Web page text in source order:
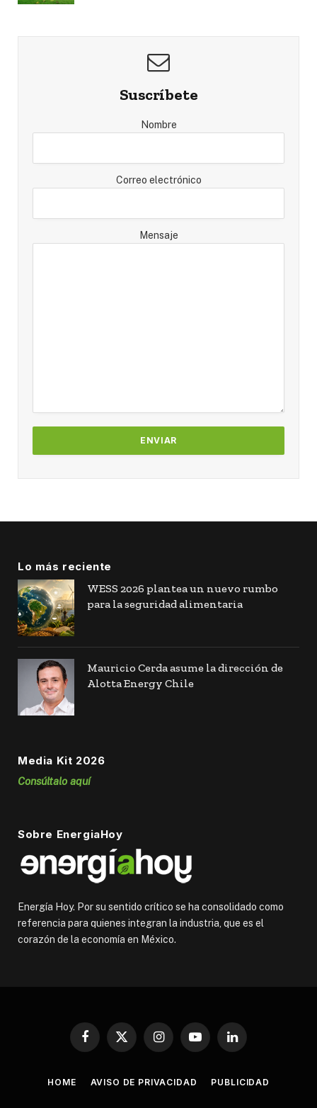
Suscríbete
Nombre
Correo electrónico
Mensaje
Lo más reciente
WESS 2026 plantea un nuevo rumbo
para la seguridad alimentaria
Mauricio Cerda asume la dirección de
Alotta Energy Chile
Media Kit 2026
Consúltalo aquí
Sobre EnergiaHoy
Energía Hoy. Por su sentido crítico se ha consolidado como
referencia para quienes integran la industria, que es el
corazón de la economía en México.
Facebook
X
InstagramYouTubeLinkedIn
HOME AVISO DE PRIVACIDAD PUBLICIDAD